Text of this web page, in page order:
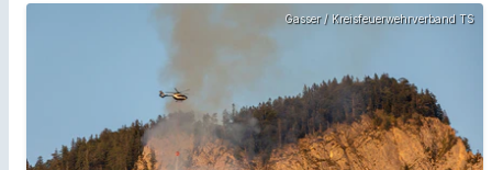
Gasser / Kreisfeuerwehrverband TS